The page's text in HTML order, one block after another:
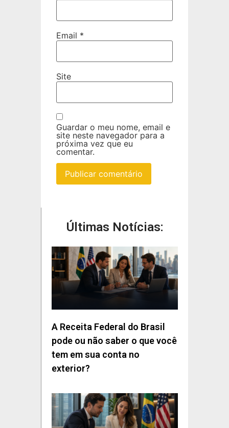
Email *
Site
Guardar o meu nome, email e
site neste navegador para a
próxima vez que eu
comentar.
Últimas Notícias:
A Receita Federal do Brasil
pode ou não saber o que você
tem em sua conta no
exterior?